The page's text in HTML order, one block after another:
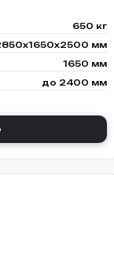
650 кг
мм
1650 мм
до 2400 мм